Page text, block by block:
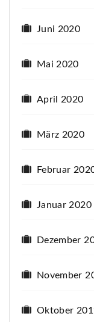
Juni 2020
Mai 2020
April 2020
März 2020
Februar
Januar 2020
Dezember
November
Oktober